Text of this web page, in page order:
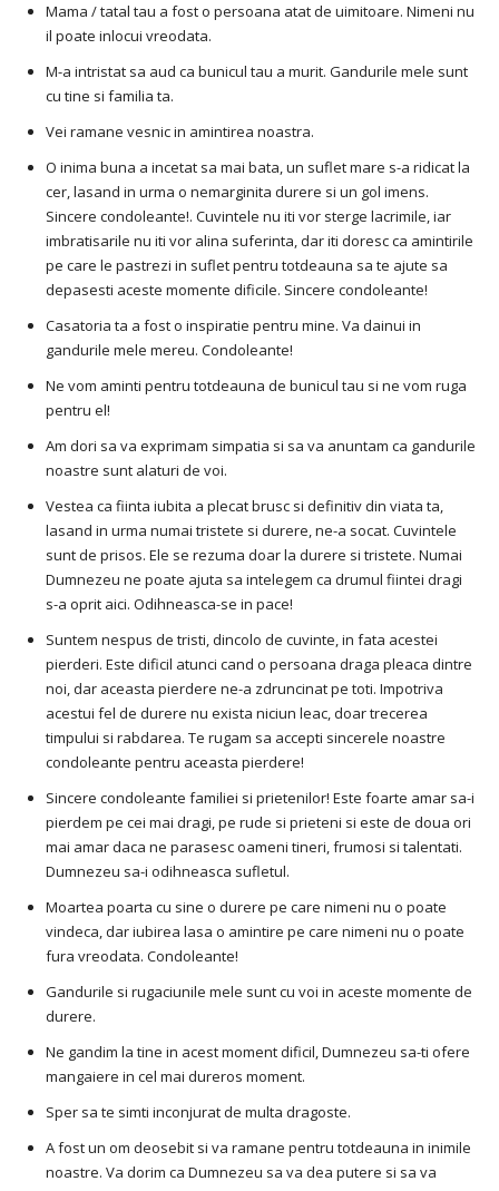
Mama / tatal tau a fost o persoana atat de uimitoare. Nimeni nu
il poate inlocui vreodata.
M-a intristat sa aud ca bunicul tau a murit. Gandurile mele sunt
cu tine si familia ta.
Vei ramane vesnic in amintirea noastra.
O inima buna a incetat sa mai bata, un suflet mare s-a ridicat la
cer, lasand in urma o nemarginita durere si un gol imens.
Sincere condoleante!. Cuvintele nu iti vor sterge lacrimile, iar
imbratisarile nu iti vor alina suferinta, dar iti doresc ca amintirile
pe care le pastrezi in suflet pentru totdeauna sa te ajute sa
depasesti aceste momente dificile. Sincere condoleante!
Casatoria ta a fost o inspiratie pentru mine. Va dainui in
gandurile mele mereu. Condoleante!
Ne vom aminti pentru totdeauna de bunicul tau si ne vom ruga
pentru el!
Am dori sa va exprimam simpatia si sa va anuntam ca gandurile
noastre sunt alaturi de voi.
Vestea ca fiinta iubita a plecat brusc si definitiv din viata ta,
lasand in urma numai tristete si durere, ne-a socat. Cuvintele
sunt de prisos. Ele se rezuma doar la durere si tristete. Numai
Dumnezeu ne poate ajuta sa intelegem ca drumul fiintei dragi
s-a oprit aici. Odihneasca-se in pace!
Suntem nespus de tristi, dincolo de cuvinte, in fata acestei
pierderi. Este dificil atunci cand o persoana draga pleaca dintre
noi, dar aceasta pierdere ne-a zdruncinat pe toti. Impotriva
acestui fel de durere nu exista niciun leac, doar trecerea
timpului si rabdarea. Te rugam sa accepti sincerele noastre
condoleante pentru aceasta pierdere!
Sincere condoleante familiei si prietenilor! Este foarte amar sa-i
pierdem pe cei mai dragi, pe rude si prieteni si este de doua ori
mai amar daca ne parasesc oameni tineri, frumosi si talentati.
Dumnezeu sa-i odihneasca sufletul.
Moartea poarta cu sine o durere pe care nimeni nu o poate
vindeca, dar iubirea lasa o amintire pe care nimeni nu o poate
fura vreodata. Condoleante!
Gandurile si rugaciunile mele sunt cu voi in aceste momente de
durere.
Ne gandim la tine in acest moment dificil, Dumnezeu sa-ti ofere
mangaiere in cel mai dureros moment.
Sper sa te simti inconjurat de multa dragoste.
A fost un om deosebit si va ramane pentru totdeauna in inimile
noastre. Va dorim ca Dumnezeu sa va dea putere si sa va